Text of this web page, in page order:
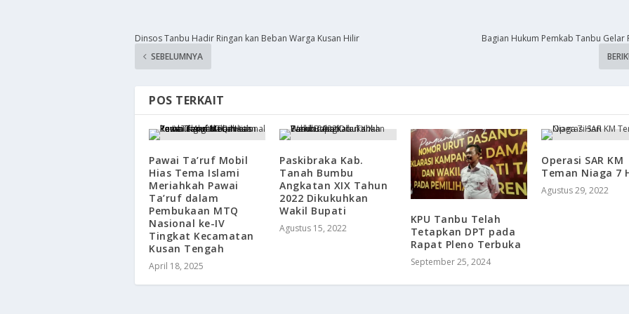
Dinsos Tanbu Hadir Ringan kan Beban Warga Kusan Hilir
SEBELUMNYA
Bagian Hukum Pemkab Tanbu Gelar
POS TERKAIT
Pawai Ta’ruf Mobil
Hias Tema Islami
Meriahkah Pawai
Ta’ruf dalam
Pembukaan MTQ
Nasional ke-IV
Tingkat Kecamatan
Kusan Tengah
April 18, 2025
Paskibraka Kab.
Tanah Bumbu
Angkatan XIX Tahun
2022 Dikukuhkan
Wakil Bupati
Agustus 15, 2022
KPU Tanbu Telah
Tetapkan DPT pada
Rapat Pleno Terbuka
September 25, 2024
Operasi SAR KM
Teman Niaga 7
Agustus 29, 2022